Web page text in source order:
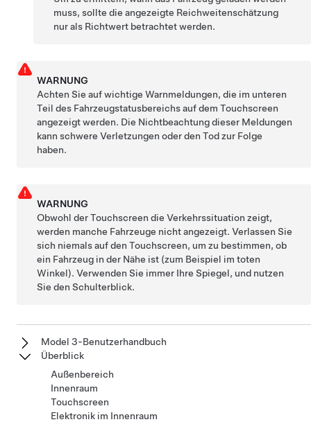
muss, sollte die angezeigte Reichweitenschätzung
nur als Richtwert betrachtet werden.
WARNUNG
Achten Sie auf wichtige Warnmeldungen, die im unteren
Teil des Fahrzeugstatusbereichs auf dem Touchscreen
angezeigt werden. Die Nichtbeachtung dieser Meldungen
kann schwere Verletzungen oder den Tod zur Folge
haben.
WARNUNG
Obwohl der Touchscreen die Verkehrssituation zeigt,
werden manche Fahrzeuge nicht angezeigt. Verlassen Sie
sich niemals auf den Touchscreen, um zu bestimmen, ob
ein Fahrzeug in der Nähe ist (zum Beispiel im toten
Winkel). Verwenden Sie immer Ihre Spiegel, und nutzen
Sie den Schulterblick.
Model 3-Benutzerhandbuch
Überblick
Außenbereich
Innenraum
Touchscreen
Elektronik im Innenraum